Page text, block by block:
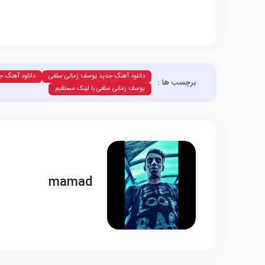
برچسب ها : دانلود آهنگ جدید یوسف زمانی سلفی دانلود
یوسف زمانی سلفی با لینک مستقیم
mamad